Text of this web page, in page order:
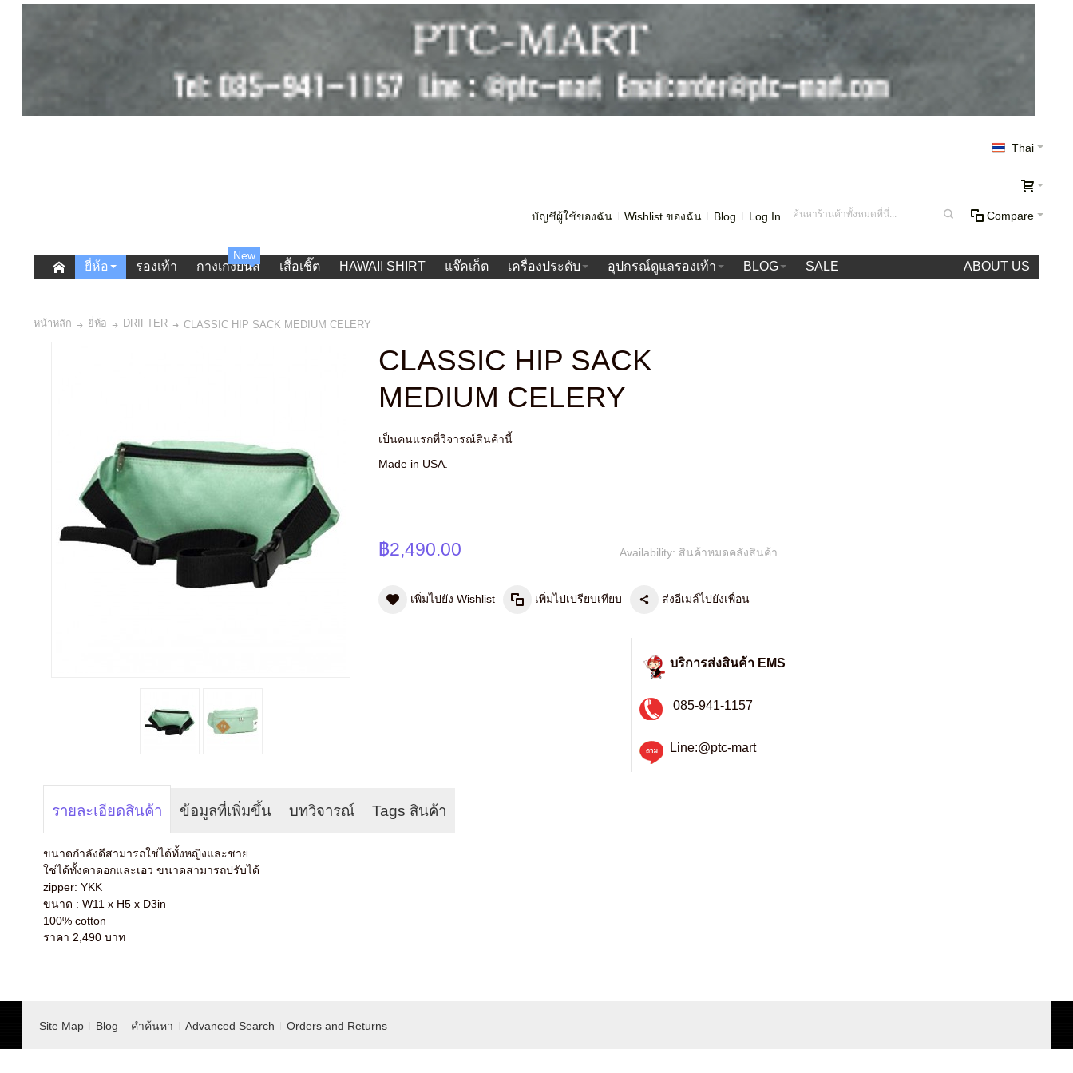
Thai
Compare
บัญชีผู้ใช้ของฉัน Wishlist ของฉัน Blog Log In
ยี่ห้อ รองเท้า กางเกงยีนส์
New
เสื้อเชิ๊ต HAWAII SHIRT แจ๊คเก็ต เครื่องประดับ อุปกรณ์ดูแลรองเท้า BLOG SALE ABOUT US
หน้าหลัก ยี่ห้อ DRIFTER CLASSIC HIP SACK MEDIUM CELERY
CLASSIC HIP SACK
MEDIUM CELERY
เป็นคนแรกที่วิจารณ์สินค้านี้
Made in USA.
Availability: สินค้าหมดคลังสินค้า
฿2,490.00
เพิ่มไปยัง Wishlist เพิ่มไปเปรียบเทียบ ส่งอีเมล์ไปยังเพื่อน
บริการส่งสินค้า EMS
085-941-1157
Line:@ptc-mart
รายละเอียดสินค้า ข้อมูลที่เพิ่มขึ้น บทวิจารณ์ Tags สินค้า
ขนาดกำลังดีสามารถใช่ได้ทั้งหญิงและชาย
ใช่ได้ทั้งคาดอกและเอว ขนาดสามารถปรับได้
zipper: YKK
ขนาด : W11 x H5 x D3in
100% cotton
ราคา 2,490 บาท
Site Map Blog คำค้นหา Advanced Search Orders and Returns